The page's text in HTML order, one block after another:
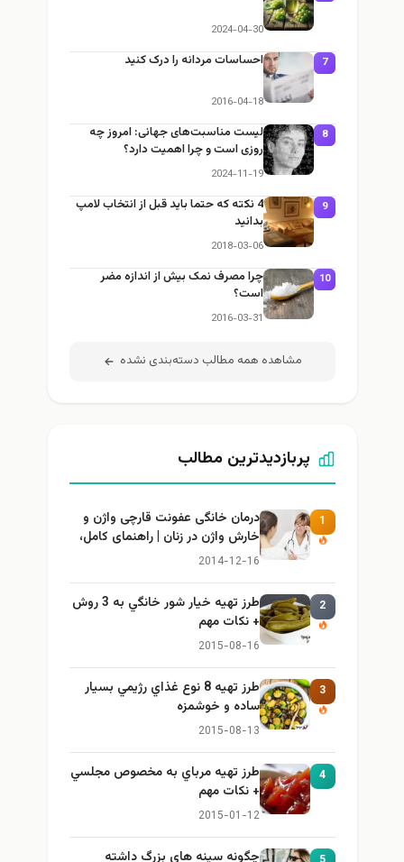
2024-04-30
7 احساسات مردانه را درک کنید
2016-04-18
8
لیست مناسبت‌های جهانی: امروز چه
روزی است و چرا اهمیت دارد؟
2024-11-19
9
4 نکته که حتما باید قبل از انتخاب لامپ
بدانید
2018-03-06
10
چرا مصرف نمک بیش از اندازه مضر
است؟
2016-03-31
مشاهده همه مطالب دسته‌بندی نشده
پربازدیدترین مطالب
1
درمان خانگی عفونت قارچی واژن و
خارش واژن در زنان | راهنمای کامل،
ایمن و کاربردی
2014-12-16
2
طرز تهيه خیار شور خانگي به 3 روش
+ نكات مهم
2015-08-16
3
طرز تهيه 8 نوع غذاي رژيمي بسيار
ساده و خوشمزه
2015-08-13
4
طرز تهيه مرباي به مخصوص مجلسي
+ نكات مهم
2015-01-12
چگونه سینه های بزرگ داشته